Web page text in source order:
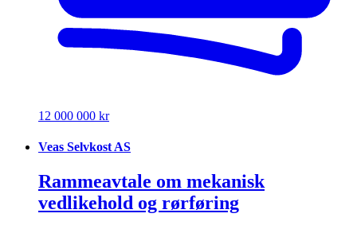
12 000 000 kr
Veas Selvkost AS
Rammeavtale om mekanisk
vedlikehold og rørføring